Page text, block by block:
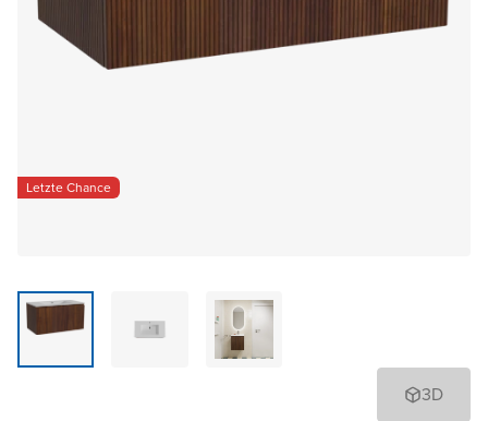
Letzte Chance
3D